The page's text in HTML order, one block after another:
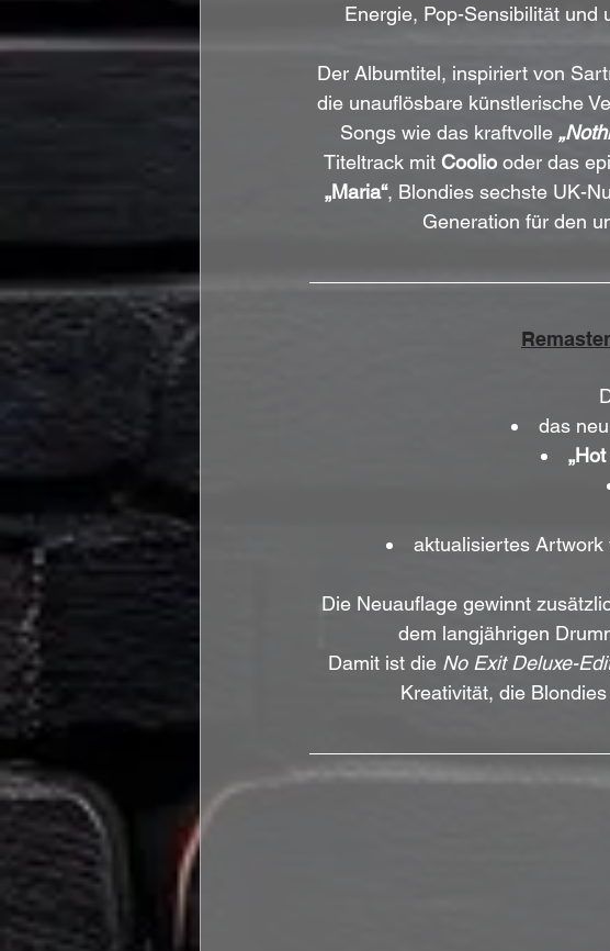
Energie, Pop-Sensibilität und
Der Albumtitel, inspiriert von
die unauflösbare künstlerische
Songs wie das kraftvolle
Titeltrack mit Coolio oder das
„Maria“, Blondies sechste UK-
Generation für den
das
aktualisiertes Artwork
Die Neuauflage gewinnt
dem langjährigen
Damit ist die No Exit Deluxe-
Kreativität, die